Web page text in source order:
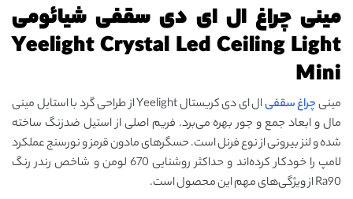
مینی چراغ ال ای دی سقفی شیائومی
Yeelight Crystal Led Ceiling Light
Mini
مینیچراغ سقفی
ال ای دی کریستال Yeelight از طراحی گرد با استایل مینی
مال و ابعاد جمع و جور بهره می‌برد. فریم اصلی از استیل ضدزنگ ساخته
شده و لنز بیرونی از نوع فرنل است. حسگرهای مادون قرمز و نورسنج عملکرد
لامپ را خودکار کرده‌اند و حداکثر روشنایی 670 لومن و شاخص رندر رنگ
Ra90 از ویژگی‌های مهم این محصول است.